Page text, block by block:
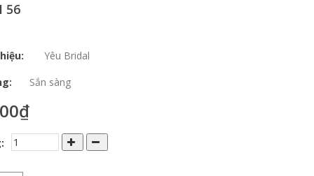
56
Yêu Bridal
Sắn sàng